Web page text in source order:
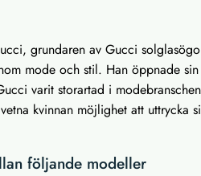
grundaren av Gucci
mode och stil. Han öppnade
varit storartad i
kvinnan möjlighet att uttrycka
följande modeller